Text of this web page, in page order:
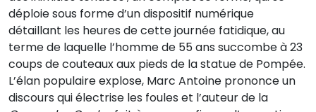
déploie sous forme d’un dispositif numérique
détaillant les heures de cette journée fatidique, au
terme de laquelle l’homme de 55 ans succombe à 23
coups de couteaux aux pieds de la statue de Pompée.
L’élan populaire explose, Marc Antoine prononce un
discours qui électrise les foules et l’auteur de la